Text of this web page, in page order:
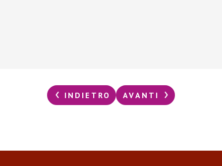
INDIETRO AVANTI